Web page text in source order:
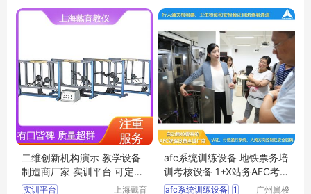
槽轮机构运动方案实验装置
票务系统实操训练设备
二维创新机构演示 教学设备
制造商厂家 实训平台 可定制
学习
实训平台
上海戴育
afc系统训练设备 地铁票务培
训考核设备 1+X站务AFC考评
设备
afc系统训练设备 1
广州翼梭